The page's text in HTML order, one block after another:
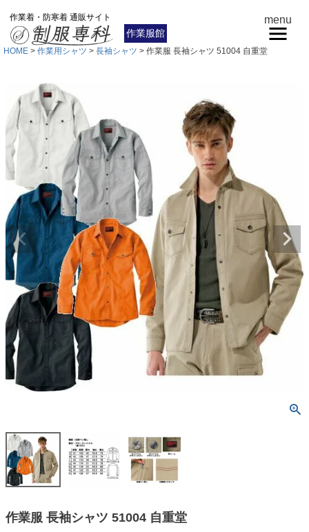
作業着・防寒着 通販サイト
作業服館
menu
HOME 作業用シャツ 長袖シャツ 作業服 長袖シャツ 51004 自重堂
作業服 長袖シャツ 51004 自重堂